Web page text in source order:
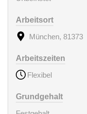
Arbeitsort
München, 81373
Arbeitszeiten
Flexibel
Grundgehalt